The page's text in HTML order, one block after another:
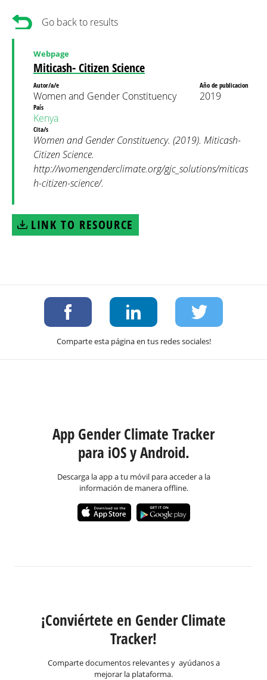
Go back to results
Miticash- Citizen Science
Webpage
Autor/a/e
Women and Gender Constituency
Año de publicacion
2019
País
Kenya
Cita/s
Women and Gender Constituency. (2019). Miticash-
Citizen Science.
http://womengenderclimate.org/gjc_solutions/miticas
h-citizen-science/.
LINK TO RESOURCE
Comparte esta página en tus redes sociales!
App Gender Climate Tracker
para iOS y Android.
Descarga la app a tu móvil para acceder a la
información de manera offline.
¡Conviértete en Gender Climate
Tracker!
Comparte documentos relevantes y ayúdanos a
mejorar la plataforma.